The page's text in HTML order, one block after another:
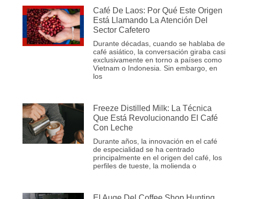
Café De Laos: Por Qué Este Origen
Está Llamando La Atención Del
Sector Cafetero
Durante décadas, cuando se hablaba de
café asiático, la conversación giraba casi
exclusivamente en torno a países como
Vietnam o Indonesia. Sin embargo, en
los
Freeze Distilled Milk: La Técnica
Que Está Revolucionando El Café
Con Leche
Durante años, la innovación en el café
de especialidad se ha centrado
principalmente en el origen del café, los
perfiles de tueste, la molienda o